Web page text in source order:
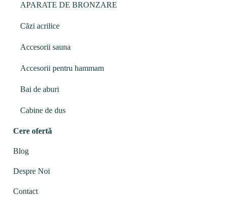
APARATE DE BRONZARE
Căzi acrilice
Accesorii sauna
Accesorii pentru hammam
Bai de aburi
Cabine de dus
Cere ofertă
Blog
Despre Noi
Contact